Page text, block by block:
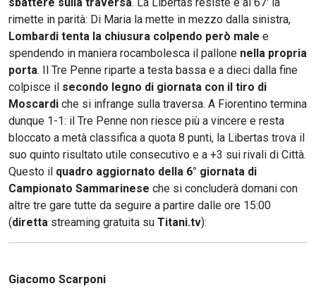
rimette in parità: Di Maria la mette in mezzo dalla sinistra,
Lombardi tenta la chiusura colpendo però male e
spendendo in maniera rocambolesca il pallone nella propria
porta. Il Tre Penne riparte a testa bassa e a dieci dalla fine
colpisce il secondo legno di giornata con il tiro di
Moscardi che si infrange sulla traversa. A Fiorentino termina
dunque 1-1: il Tre Penne non riesce più a vincere e resta
bloccato a metà classifica a quota 8 punti, la Libertas trova il
suo quinto risultato utile consecutivo e a +3 sui rivali di Città.
Questo il quadro aggiornato della 6° giornata di
Campionato Sammarinese che si concluderà domani con
altre tre gare tutte da seguire a partire dalle ore 15:00
(diretta streaming gratuita su Titani.tv):
Giacomo Scarponi